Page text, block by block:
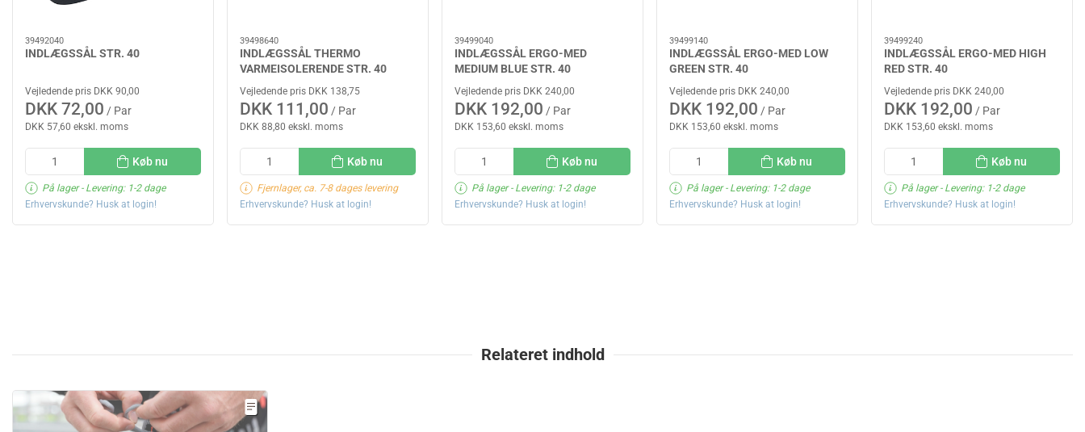
39492040
INDLÆGSSÅL STR. 40
Vejledende pris DKK 90,00
DKK 72,00 / Par
DKK 57,60 ekskl. moms
Køb nu
På lager- Levering: 1-2 dage
Erhvervskunde? Husk at login!
39498640
INDLÆGSSÅL THERMO
VARMEISOLERENDE STR. 40
Vejledende pris DKK 138,75
DKK 111,00 / Par
DKK 88,80 ekskl. moms
Køb nu
Fjernlager, ca. 7-8 dages levering
Erhvervskunde? Husk at login!
39499040
INDLÆGSSÅL ERGO-MED
MEDIUM BLUE STR. 40
Vejledende pris DKK 240,00
DKK 192,00 / Par
DKK 153,60 ekskl. moms
Køb nu
På lager- Levering: 1-2 dage
Erhvervskunde? Husk at login!
39499140
INDLÆGSSÅL ERGO-MED LOW
GREEN STR. 40
Vejledende pris DKK 240,00
DKK 192,00 / Par
DKK 153,60 ekskl. moms
Køb nu
På lager- Levering: 1-2 dage
Erhvervskunde? Husk at login!
39499240
INDLÆGSSÅL ERGO-MED HIGH
RED STR. 40
Vejledende pris DKK 240,00
DKK 192,00 / Par
DKK 153,60 ekskl. moms
Køb nu
På lager- Levering: 1-2 dage
Erhvervskunde? Husk at login!
Relateret indhold